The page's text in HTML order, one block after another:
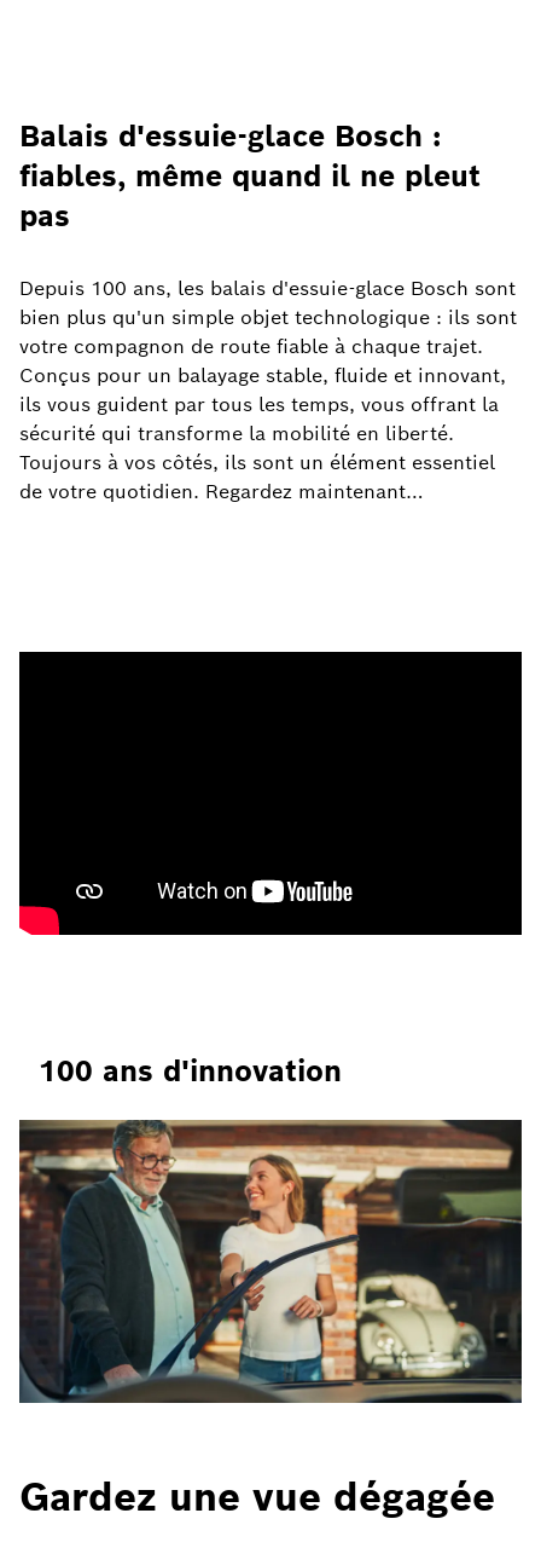
Balais d'essuie-glace Bosch :
fiables, même quand il ne pleut
pas
Depuis 100 ans, les balais d'essuie-glace Bosch sont
bien plus qu'un simple objet technologique : ils sont
votre compagnon de route fiable à chaque trajet.
Conçus pour un balayage stable, fluide et innovant,
ils vous guident par tous les temps, vous offrant la
sécurité qui transforme la mobilité en liberté.
Toujours à vos côtés, ils sont un élément essentiel
de votre quotidien. Regardez maintenant…
100 ans d'innovation
Gardez une vue dégagée